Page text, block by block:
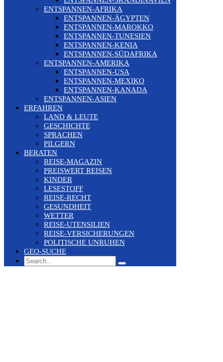
ENTSPANNEN-AFRIKA
ENTSPANNEN-ÄGYPTEN
ENTSPANNEN-MAROKKO
ENTSPANNEN-TUNESIEN
ENTSPANNEN-KENIA
ENTSPANNEN-SÜDAFRIKA
ENTSPANNEN-AMERIKA
ENTSPANNEN-USA
ENTSPANNEN-MEXIKO
ENTSPANNEN-KANADA
ENTSPANNEN-ASIEN
ERFAHREN
LAND & LEUTE
GESCHICHTE
SPRACHEN
PILGERN
BERATEN
REISE-MAGAZIN
PREISWERT REISEN
KINDER
LESESTOFF
REISE-RECHT
GESUNDHEIT
WETTER
REISE-UTENSILIEN
REISE-VERSICHERUNGEN
POLITISCHE UNRUHEN
GEO-SUCHE
Search